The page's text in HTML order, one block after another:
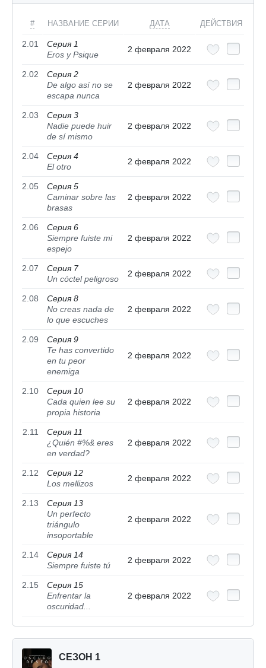
# НАЗВАНИЕ СЕРИИ ДАТА ДЕЙСТВИЯ
2.01
Серия 1
Eros y Psique
2 февраля 2022
2.02
Серия 2
De algo así no se
escapa nunca
2 февраля 2022
2.03
Серия 3
Nadie puede huir
de sí mismo
2 февраля 2022
2.04
Серия 4
El otro
2 февраля 2022
2.05
Серия 5
Caminar sobre las
brasas
2 февраля 2022
2.06
Серия 6
Siempre fuiste mi
espejo
2 февраля 2022
2.07
Серия 7
Un cóctel peligroso
2 февраля 2022
2.08
Серия 8
No creas nada de
lo que escuches
2 февраля 2022
2.09
Серия 9
Te has convertido
en tu peor
enemiga
2 февраля 2022
2.10
Серия 10
Cada quien lee su
propia historia
2 февраля 2022
2.11
Серия 11
¿Quién #%& eres
en verdad?
2 февраля 2022
2.12
Серия 12
Los mellizos
2 февраля 2022
2.13
Серия 13
Un perfecto
triángulo
insoportable
2 февраля 2022
2.14
Серия 14
Siempre fuiste tú
2 февраля 2022
2.15
Серия 15
Enfrentar la
oscuridad...
2 февраля 2022
СЕЗОН 1